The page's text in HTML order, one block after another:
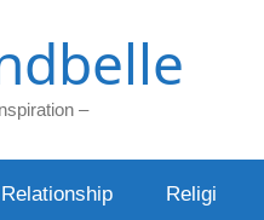
–
Relationship Religi